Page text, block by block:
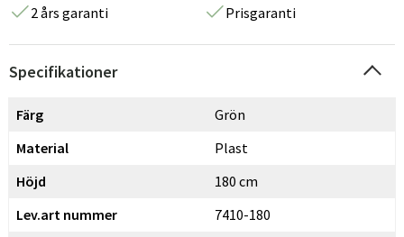
2 års garanti
Prisgaranti
Specifikationer
Färg
Grön
Material
Plast
Höjd
180 cm
Lev.art nummer
7410-180